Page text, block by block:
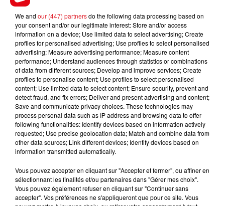
En direct des pistes :
FILS D'ACTUS
We and our (447) partnersdo the following data processing based on
your consent and/or our legitimate interest: Store and/or access
information on a device; Use limited data to select advertising; Create
profiles for personalised advertising; Use profiles to select personalised
advertising; Measure advertising performance; Measure content
performance; Understand audiences through statistics or combinations
of data from different sources; Develop and improve services; Create
profiles to personalise content; Use profiles to select personalised
content; Use limited data to select content; Ensure security, prevent and
detect fraud, and fix errors; Deliver and present advertising and content;
Save and communicate privacy choices. These technologies may
process personal data such as IP address and browsing data to offer
following functionalities: Identify devices based on information actively
requested; Use precise geolocation data; Match and combine data from
other data sources; Link different devices; Identify devices based on
information transmitted automatically.
Vous pouvez accepter en cliquant sur "Accepter et fermer", ou affiner en
sélectionnant les finalités et/ou partenaires dans "Gérer mes choix".
Vous pouvez également refuser en cliquant sur "Continuer sans
accepter". Vos préférences ne s'appliqueront que pour ce site. Vous